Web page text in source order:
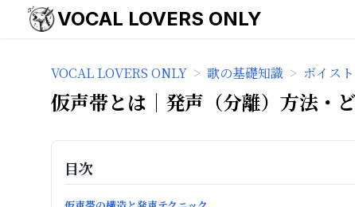
VOCAL LOVERS ONLY
VOCAL LOVERS ONLY > 歌の基礎知識 > ボイス
仮声帯とは｜発声（分離）方法・
目次